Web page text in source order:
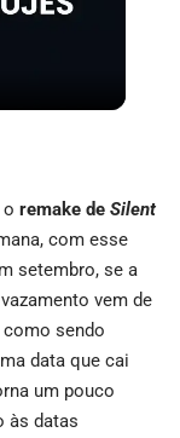
remake de Silent
com esse
setembro, se a
vem de
sendo
data que cai
um pouco
às datas